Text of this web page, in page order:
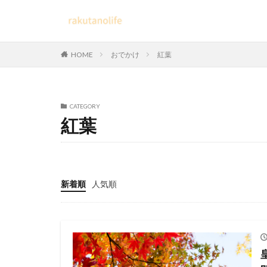
HOME おでかけ 紅葉
CATEGORY
紅葉
新着順 人気順